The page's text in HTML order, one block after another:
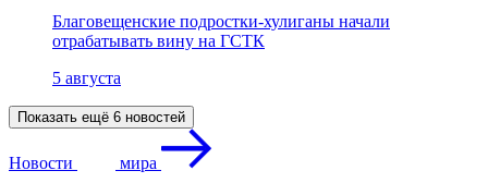
Благовещенские подростки-хулиганы начали
отрабатывать вину на ГСТК
5 августа
Показать ещё 6 новостей
Новости мира